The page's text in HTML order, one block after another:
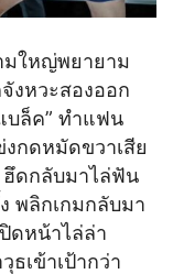
มใหญ่พยายาม
งหวะสองออก
บล็ค” ทำแฟน
กดหมัดขวาเสีย
ฮึดกลับมาไล่ฟัน
พลิกเกมกลับมา
ดหน้าไล่ล่า
ธเข้าเป้ากว่า